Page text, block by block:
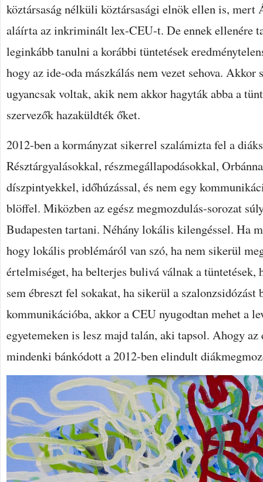
köztársaság nélküli köztársasági elnök ellen is, mert
aláírta az inkriminált lex-CEU-t. De ennek ellenére
leginkább tanulni a korábbi tüntetések
hogy az ide-oda mászkálás nem vezet sehova. Akkor
ugyancsak voltak, akik nem akkor hagyták abba a
szervezők hazaküldték őket.
2012-ben a kormányzat sikerrel szalámizta fel a
Résztárgyalásokkal, részmegállapodásokkal,
díszpintyekkel, időhúzással, és nem egy
blöffel. Miközben az egész megmozdulás-sorozat
Budapesten tartani. Néhány lokális kilengéssel. Ha
hogy lokális problémáról van szó, ha nem sikerül
értelmiséget, ha belterjes bulivá válnak a tüntetések,
sem ébreszt fel sokakat, ha sikerül a szalonzsidózást
kommunikációba, akkor a CEU nyugodtan mehet a
egyetemeken is lesz majd talán, aki tapsol. Ahogy az
mindenki bánkódott a 2012-ben elindult